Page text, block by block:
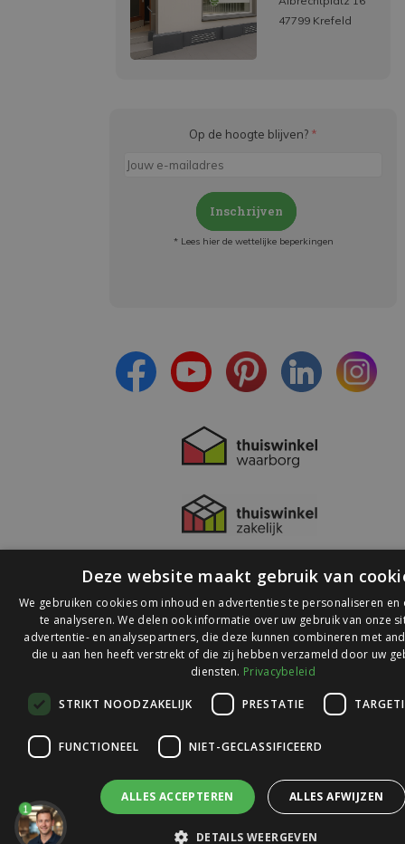
47799 Krefeld
Op de hoogte blijven? *
Inschrijven
* Lees hier de wettelijke beperkingen
© 2026 Ledlichtdiscounter.nl
op
Webwinkelkeur
1
Deze website maakt gebruik van
We gebruiken cookies om inhoud en advertenties te personaliseren en
te analyseren. We delen ook informatie over uw gebruik van onze
advertentie- en analysepartners, die deze kunnen combineren met
die u aan hen heeft verstrekt of die zij hebben verzameld door uw
diensten. Privacybeleid
STRIKT NOODZAKELIJK PRESTATIE
FUNCTIONEEL NIET-GECLASSIFICEERD
ALLES ACCEPTEREN ALLES AFWIJZEN
DETAILS WEERGEVEN